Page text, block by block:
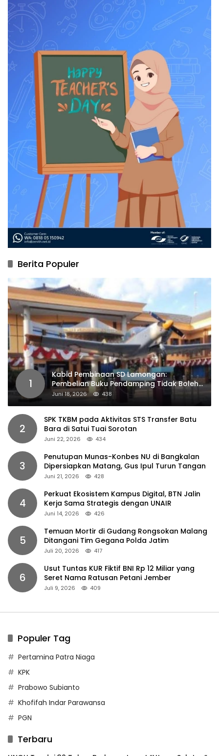
Berita Populer
1
Kabid Pembinaan SD Lamongan:
Pembelian Buku Pendamping Tidak Boleh
Dipaksakan
Juni 18, 2026 438
2
SPK TKBM pada Aktivitas STS Transfer Batu
Bara di Satui Tuai Sorotan
Juni 22, 2026 434
3
Penutupan Munas-Konbes NU di Bangkalan
Dipersiapkan Matang, Gus Ipul Turun Tangan
Juni 21, 2026 428
4
Perkuat Ekosistem Kampus Digital, BTN Jalin
Kerja Sama Strategis dengan UNAIR
Juni 14, 2026 426
5
Temuan Mortir di Gudang Rongsokan Malang
Ditangani Tim Gegana Polda Jatim
Juli 20, 2026 417
6
Usut Tuntas KUR Fiktif BNI Rp 12 Miliar yang
Seret Nama Ratusan Petani Jember
Juli 9, 2026 409
Populer Tag
Pertamina Patra Niaga
KPK
Prabowo Subianto
Khofifah Indar Parawansa
PGN
Terbaru